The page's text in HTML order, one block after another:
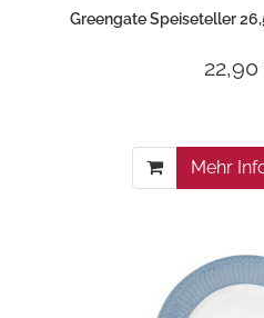
Greengate Speiseteller
Mehr